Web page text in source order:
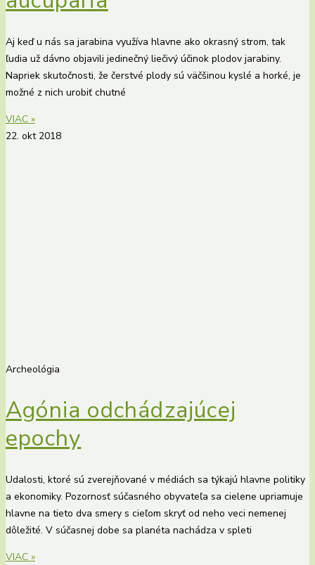
Aj keď u nás sa jarabina využíva hlavne ako okrasný strom, tak
ľudia už dávno objavili jedinečný liečivý účinok plodov jarabiny.
Napriek skutočnosti, že čerstvé plody sú väčšinou kyslé a horké, je
možné z nich urobiť chutné
VIAC »
22. okt 2018
Archeológia
Agónia odchádzajúcej
epochy
Udalosti, ktoré sú zverejňované v médiách sa týkajú hlavne politiky
a ekonomiky. Pozornosť súčasného obyvateľa sa cielene upriamuje
hlavne na tieto dva smery s cieľom skryť od neho veci nemenej
dôležité. V súčasnej dobe sa planéta nachádza v spleti
VIAC »